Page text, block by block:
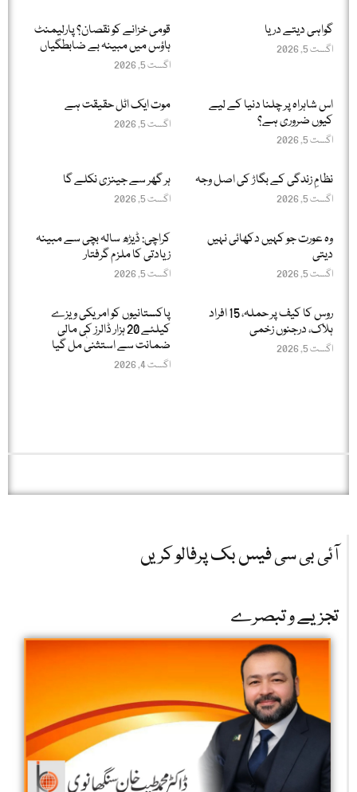
گواہی دیتے دریا
اگست 5, 2026
قومی خزانے کو نقصان؟ پارلیمنٹ
ہاؤس میں مبینہ بے ضابطگیاں
اگست 5, 2026
اس شاہراہ پر چلنا دنیا کے لیے
کیوں ضروری ہے؟
اگست 5, 2026
موت ایک اٹل حقیقت ہے
اگست 5, 2026
نظامِ زندگی کے بگاڑ کی اصل وجہ
اگست 5, 2026
ہر گھر سے جینزی نکلے گا
اگست 5, 2026
وہ عورت جو کہیں دکھائی نہیں
دیتی
اگست 5, 2026
کراچی: ڈیڑھ سالہ بچی سے مبینہ
زیادتی کا ملزم گرفتار
اگست 5, 2026
روس کا کیف پر حملہ، 15 افراد
ہلاک، درجنوں زخمی
اگست 5, 2026
پاکستانیوں کو امریکی ویزے
کیلئے 20 ہزار ڈالرز کی مالی
ضمانت سے استثنیٰ مل گیا
اگست 4, 2026
آئی بی سی فیس بک پرفالو کریں
تجزیے و تبصرے